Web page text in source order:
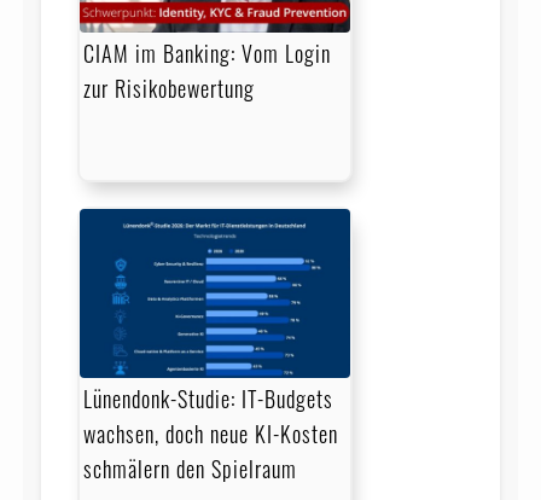
CIAM im Banking: Vom Login
zur Risikobewertung
Lünendonk-Studie: IT-Budgets
wachsen, doch neue KI-Kosten
schmälern den Spielraum